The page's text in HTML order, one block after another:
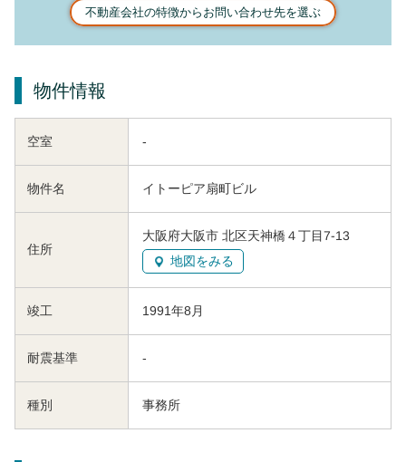
不動産会社の特徴からお問い合わせ先を選ぶ
物件情報
空室 -
物件名 イトーピア扇町ビル
住所
大阪府大阪市 北区天神橋４丁目7-13
地図をみる
竣工 1991年8月
耐震基準 -
種別 事務所